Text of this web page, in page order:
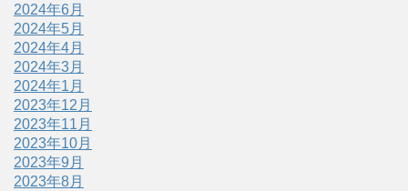
2024年6月
2024年5月
2024年4月
2024年3月
2024年1月
2023年12月
2023年11月
2023年10月
2023年9月
2023年8月